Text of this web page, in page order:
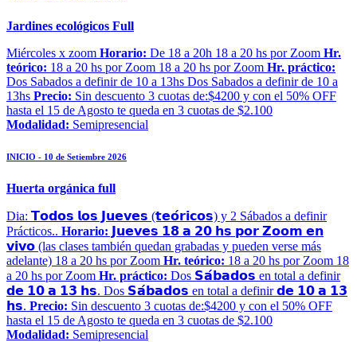
Jardines ecológicos Full
Miércoles x zoom Horario: De 18 a 20h 18 a 20 hs por Zoom Hr.
teórico: 18 a 20 hs por Zoom 18 a 20 hs por Zoom Hr. práctico:
Dos Sabados a definir de 10 a 13hs Dos Sabados a definir de 10 a
13hs Precio: Sin descuento 3 cuotas de:$4200 y con el 50% OFF
hasta el 15 de Agosto te queda en 3 cuotas de $2.100
Modalidad: Semipresencial
INICIO - 10 de Setiembre 2026
Huerta orgánica full
Dia: 𝗧𝗼𝗱𝗼𝘀 𝗹𝗼𝘀 𝗝𝘂𝗲𝘃𝗲𝘀 (𝘁𝗲𝗼́𝗿𝗶𝗰𝗼𝘀) y 2 Sábados a definir
Prácticos.. Horario: 𝗝𝘂𝗲𝘃𝗲𝘀 𝟭𝟴 𝗮 𝟮𝟬 𝗵𝘀 𝗽𝗼𝗿 𝗭𝗼𝗼𝗺 𝗲𝗻
𝘃𝗶𝘃𝗼 (las clases también quedan grabadas y pueden verse más
adelante) 18 a 20 hs por Zoom Hr. teórico: 18 a 20 hs por Zoom 18
a 20 hs por Zoom Hr. práctico: Dos 𝗦𝗮́𝗯𝗮𝗱𝗼𝘀 en total a definir
𝗱𝗲 𝟭𝟬 𝗮 𝟭𝟯 𝗵𝘀. Dos 𝗦𝗮́𝗯𝗮𝗱𝗼𝘀 en total a definir 𝗱𝗲 𝟭𝟬 𝗮 𝟭𝟯
𝗵𝘀. Precio: Sin descuento 3 cuotas de:$4200 y con el 50% OFF
hasta el 15 de Agosto te queda en 3 cuotas de $2.100
Modalidad: Semipresencial